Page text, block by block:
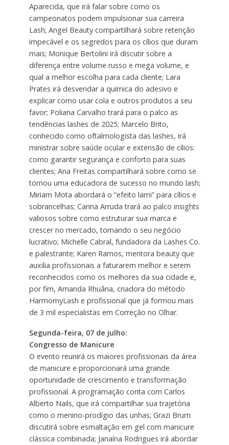
Aparecida, que irá falar sobre como os
campeonatos podem impulsionar sua carreira
Lash; Angel Beauty compartilhará sobre retenção
impecável e os segredos para os cílios que duram
mais; Monique Bertolini irá discutir sobre a
diferença entre volume russo e mega volume, e
qual a melhor escolha para cada cliente; Lara
Prates irá desvendar a química do adesivo e
explicar como usar cola e outros produtos a seu
favor; Poliana Carvalho trará para o palco as
tendências lashes de 2025; Marcelo Brito,
conhecido como oftalmologista das lashes, irá
ministrar sobre saúde ocular e extensão de cílios:
como garantir segurança e conforto para suas
clientes; Ana Freitas compartilhará sobre como se
tornou uma educadora de sucesso no mundo lash;
Miriam Mota abordará o “efeito lami” para cílios e
sobrancelhas; Carina Arruda trará ao palco insights
valiosos sobre como estruturar sua marca e
crescer no mercado, tornando o seu negócio
lucrativo; Michelle Cabral, fundadora da Lashes Co.
e palestrante; Karen Ramos, mentora beauty que
auxilia profissionais a faturarem melhor e serem
reconhecidos como os melhores da sua cidade e,
por fim, Amanda Rhuâna, criadora do método
HarmomyLash e profissional que já formou mais
de 3 mil especialistas em Correção no Olhar.
Segunda-feira, 07 de julho:
Congresso de Manicure
O evento reunirá os maiores profissionais da área
de manicure e proporcionará uma grande
oportunidade de crescimento e transformação
profissional. A programação conta com Carlos
Alberto Nails, que irá compartilhar sua trajetória
como o menino-prodígio das unhas; Grazi Brum
discutirá sobre esmaltação em gel com manicure
clássica combinada; Janaína Rodrigues irá abordar